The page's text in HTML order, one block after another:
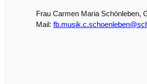
Frau Carmen Maria Schönleben,
Mail: